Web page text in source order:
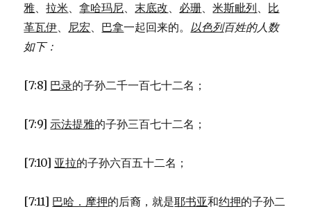
雅、拉米、拿哈玛尼、末底改、 必珊、米斯毗列、 比
革瓦伊、 尼宏、 巴拿一起回来的。 以色列百姓的人数
如下：
[7:8] 巴录的子孙二千一百七十二名；
[7:9]示法提雅的子孙三百七十二名；
[7:10] 亚拉的子孙六百五十二名；
[7:11] 巴哈．摩押的后裔，就是耶书亚和约押的子孙二